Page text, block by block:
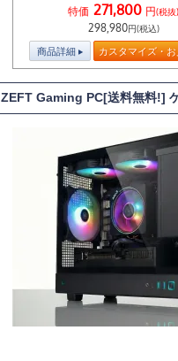
特価 271,800 円(税抜
298,980円(税込)
商品詳細 カスタマイズ・
ZEFT Gaming PC[送料無料!]